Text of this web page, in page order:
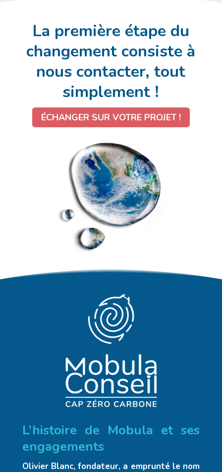
La première étape du
changement consiste à
nous contacter, tout
simplement !
ÉCHANGER SUR VOTRE PROJET !
L’histoire de Mobula et ses
engagements
Olivier Blanc, fondateur, a emprunté le nom